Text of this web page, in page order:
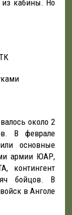
из кабины. Но
около 2
В феврале
основные
армии ЮАР,
контингент
бойцов. В
в Анголе